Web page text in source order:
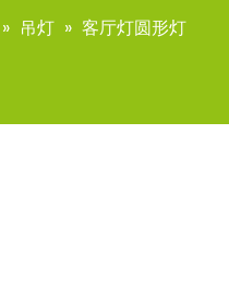
» 吊灯 » 客厅灯圆形灯